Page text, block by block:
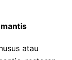
atau